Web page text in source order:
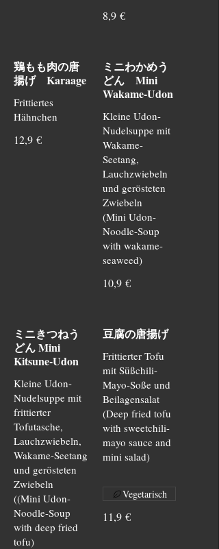
8,9 €
鶏もも肉の唐
揚げ Karaage
Frittiertes
Hähnchen
12,9 €
ミニわかめう
どん Mini
Wakame-Udon
Kleine Udon-
Nudelsuppe mit
Wakame-
Seetang,
Lauchzwiebeln
und gerösteten
Zwiebeln
(Mini Udon-
Noodle-Soup
with wakame-
10,9 €
ミニきつねう
どん Mini
Kitsune-Udon
Kleine Udon-
Nudelsuppe mit
frittierter
Tofutasche,
Lauchzwiebeln,
Wakame-Seetang
und gerösteten
Zwiebeln
((Mini Udon-
Noodle-Soup
with deep fried
tofu)
豆腐の唐揚げ
Frittierter Tofu
mit Süßchili-
Mayo-Soße und
Beilagensalat
(Deep fried tofu
with sweetchili-
mayo sauce and
mini salad)
11,9 €
Vegetarisch